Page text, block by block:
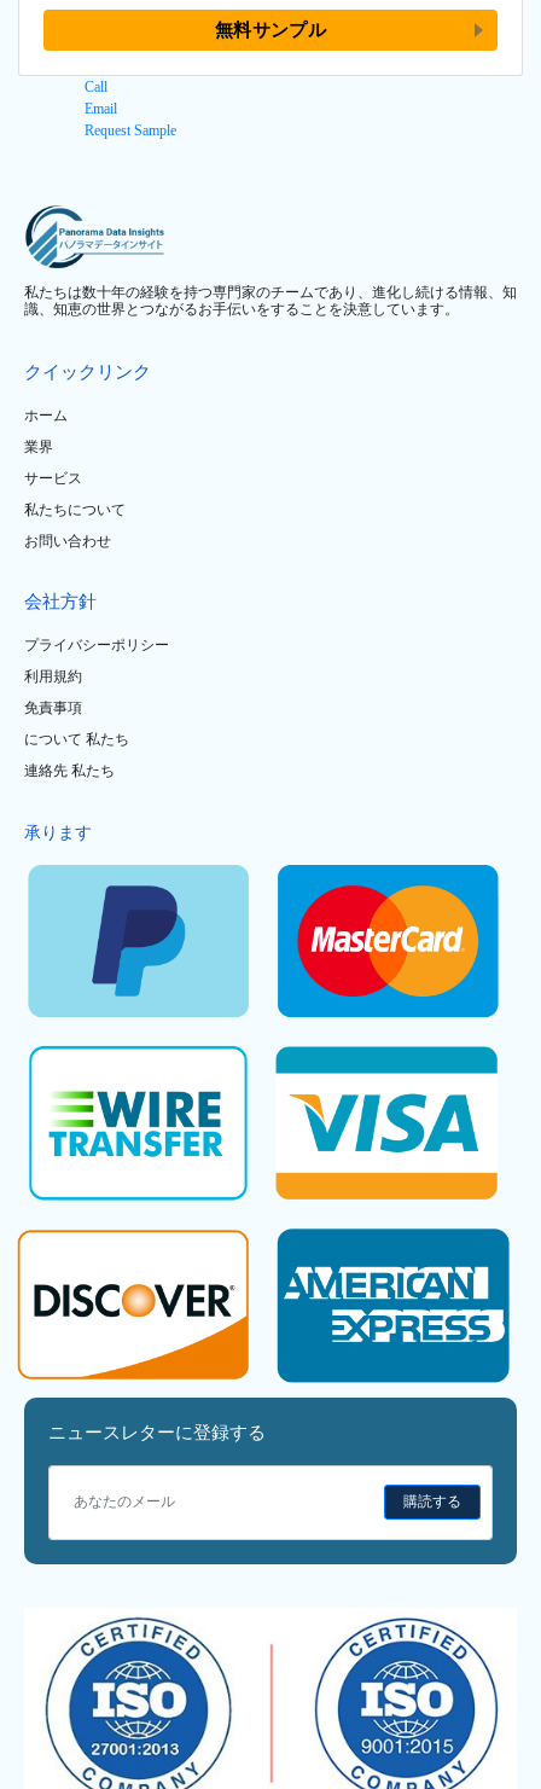
無料サンプル
Call
Email
Request Sample
私たちは数十年の経験を持つ専門家のチームであり、進化し続ける情報、知
識、知恵の世界とつながるお手伝いをすることを決意しています。
クイックリンク
ホーム
業界
サービス
私たちについて
お問い合わせ
会社方針
プライバシーポリシー
利用規約
免責事項
について 私たち
連絡先 私たち
承ります
ニュースレターに登録する
購読する